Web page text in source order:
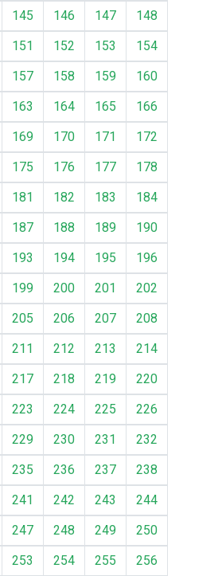
145 146 147
148
151 152 153
154
157 158 159
160
163 164 165
166
169 170 171
172
175 176 177
178
181 182 183
184
187 188 189
190
193 194 195
196
199 200 201
202
205 206 207
208
211 212 213
214
217 218 219
220
223 224 225
226
229 230 231
232
235 236 237
238
241 242 243
244
247 248 249
250
253 254 255
256